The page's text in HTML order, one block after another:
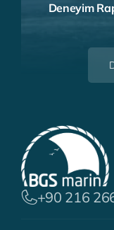
Deneyim
+90 216